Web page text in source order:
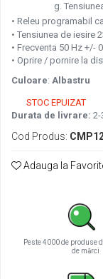
g. Tensiunea de
• Releu programabil
• Tensiunea de iesire
• Frecventa 50 Hz +/-
• Oprire / pornire la
Culoare: Albastru
STOC EPUIZAT
Durata de livrare: 2-
Cod Produs:
Adauga la
Peste 4000 de produse
de mărci